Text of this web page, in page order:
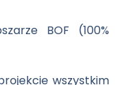
BOF (100%
wszystkim